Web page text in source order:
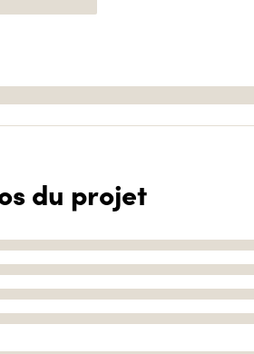
du projet